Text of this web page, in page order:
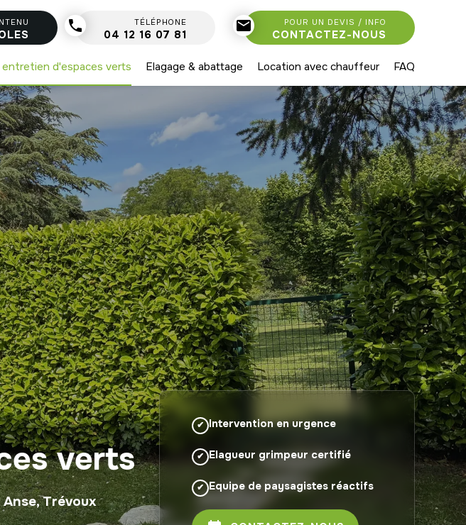
phone TÉLÉPHONE
04 12 16 07 81
mail POUR UN DEVIS / INFO
CONTACTEZ-NOUS
d'espaces verts Elagage & abattage Location avec chauffeur FAQ
verts
Trévoux
Intervention en urgence
Elagueur grimpeur certifié
Equipe de paysagistes réactifs